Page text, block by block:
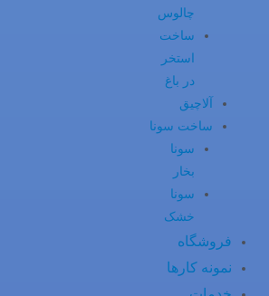
چالوس
ساخت
استخر
در باغ
آلاچیق
ساخت سونا
سونا
بخار
سونا
خشک
فروشگاه
نمونه کارها